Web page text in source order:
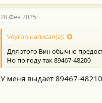
28 Фев 2025
Veyron написал(а):
Для этого Вин обычно
Но по году так 89467-48200
У меня выдает 89467-